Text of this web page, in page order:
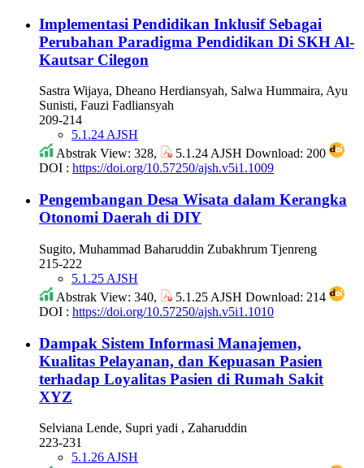
Implementasi Pendidikan Inklusif Sebagai
Perubahan Paradigma Pendidikan Di SKH Al-
Kautsar Cilegon
Sastra Wijaya, Dheano Herdiansyah, Salwa Hummaira, Ayu
Sunisti, Fauzi Fadliansyah
209-214
5.1.24 AJSH
Abstrak View: 328,
5.1.24 AJSH Download: 200
DOI : https://doi.org/10.57250/ajsh.v5i1.1009
Pengembangan Desa Wisata dalam Kerangka
Otonomi Daerah di DIY
Sugito, Muhammad Baharuddin Zubakhrum Tjenreng
215-222
5.1.25 AJSH
Abstrak View: 340,
5.1.25 AJSH Download: 214
DOI : https://doi.org/10.57250/ajsh.v5i1.1010
Dampak Sistem Informasi Manajemen,
Kualitas Pelayanan, dan Kepuasan Pasien
terhadap Loyalitas Pasien di Rumah Sakit
XYZ
Selviana Lende, Supri yadi , Zaharuddin
223-231
5.1.26 AJSH